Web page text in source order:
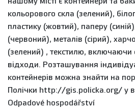
кольорового скла (зелений),
пластику (жовтий), паперу
(червоний), металів (сірий),
(зелений) , текстилю, включаючи
відходи. Розташування
контейнерів можна знайти на
Полічки http://gis.policka.org/ у
Odpadové hospodářství